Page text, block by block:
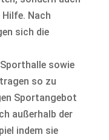
Nach
sich die
sowie
so zu
Sportangebot
außerhalb der
indem sie